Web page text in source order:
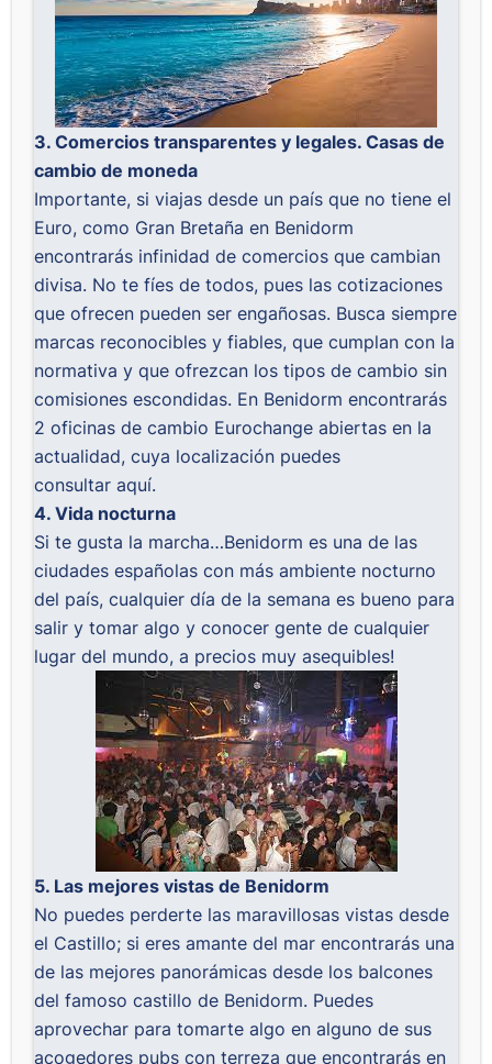
3. Comercios transparentes y legales. Casas de
cambio de moneda
Importante, si viajas desde un país que no tiene el
Euro, como Gran Bretaña en Benidorm
encontrarás infinidad de comercios que cambian
divisa. No te fíes de todos, pues las cotizaciones
que ofrecen pueden ser engañosas. Busca siempre
marcas reconocibles y fiables, que cumplan con la
normativa y que ofrezcan los tipos de cambio sin
comisiones escondidas. En Benidorm encontrarás
2 oficinas de cambio Eurochange abiertas en la
actualidad, cuya localización puedes
consultaraquí.
4. Vida nocturna
Si te gusta la marcha…Benidorm es una de las
ciudades españolas con más ambiente nocturno
del país, cualquier día de la semana es bueno para
salir y tomar algo y conocer gente de cualquier
lugar del mundo, a precios muy asequibles!
5. Las mejores vistas de Benidorm
No puedes perderte las maravillosas vistas desde
el Castillo; si eres amante del mar encontrarás una
de las mejores panorámicas desde los balcones
del famoso castillo de Benidorm. Puedes
aprovechar para tomarte algo en alguno de sus
acogedores pubs con terreza que encontrarás en